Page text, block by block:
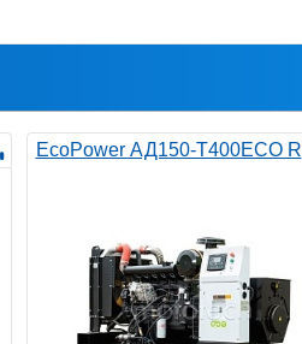
EcoPower АД150-T400ECO R